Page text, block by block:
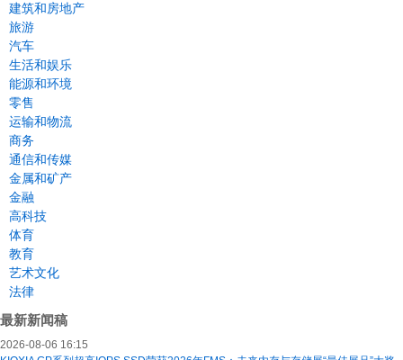
建筑和房地产
旅游
汽车
生活和娱乐
能源和环境
零售
运输和物流
商务
通信和传媒
金属和矿产
金融
高科技
体育
教育
艺术文化
法律
最新新闻稿
2026-08-06 16:15